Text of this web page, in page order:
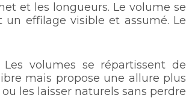
et les longueurs. Le volume se
effilage visible et assumé. Le
volumes se répartissent de
mais propose une allure plus
les laisser naturels sans perdre